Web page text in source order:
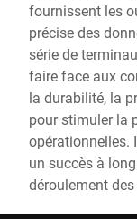
fournissent les
précise des
série de
faire face aux
la durabilité, la
pour stimuler la
opérationnelles.
un succès à
déroulement